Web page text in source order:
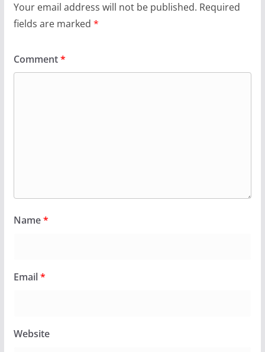
Your email address will not be published. Required
fields are marked *
Comment*
Name*
Email*
Website